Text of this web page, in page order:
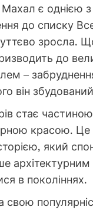
є однією з
до списку
зросла.
до
–
він
стає
красою. Це
який
в поколіннях.
свою